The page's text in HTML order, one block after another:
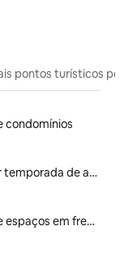
pontos turísticos
condomínios
Aluguel por temporada de apart-hotéis
Aluguéis de espaços em frente à praia